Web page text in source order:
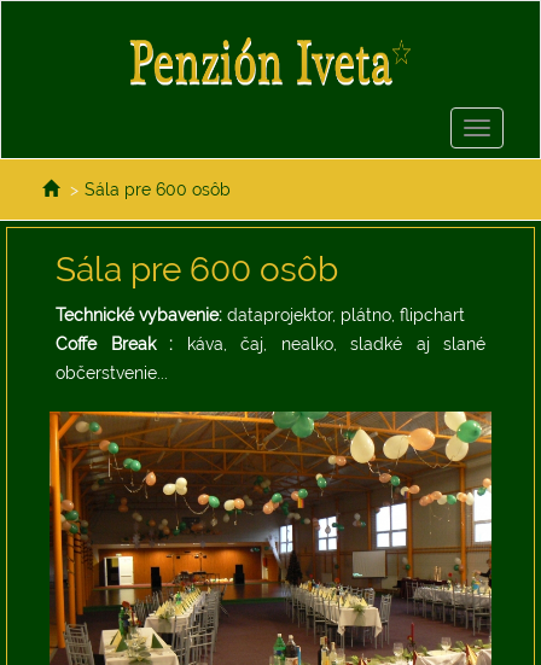
Toggle
> Sála pre 600 osôb
Sála pre 600 osôb
Technické vybavenie: dataprojektor, plátno, flipchart
Coffe Break : káva, čaj, nealko, sladké aj slané
občerstvenie...